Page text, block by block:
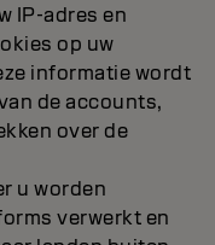
IP-adres en
op uw
informatie wordt
de accounts,
over de
u worden
verwerkt en